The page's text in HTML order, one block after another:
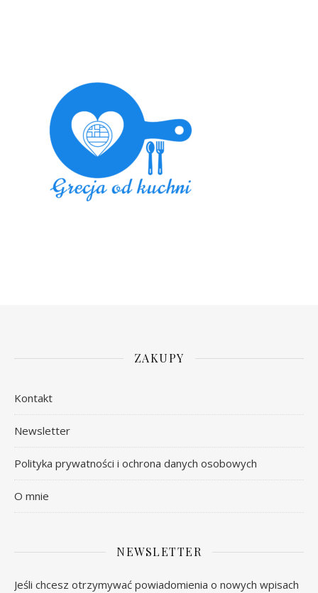
ZAKUPY
Kontakt
Newsletter
Polityka prywatności i ochrona danych osobowych
O mnie
NEWSLETTER
Jeśli chcesz otrzymywać powiadomienia o nowych wpisach